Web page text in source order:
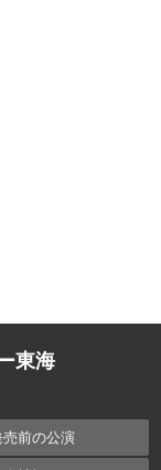
東海
売前の公演